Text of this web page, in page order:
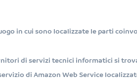
in cui sono localizzate le parti
di servizi tecnici informatici si
di Amazon Web Service